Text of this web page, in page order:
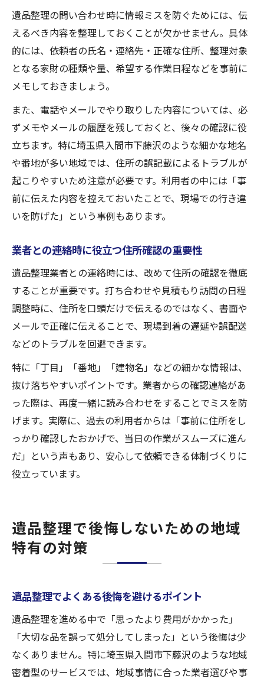
遺品整理の問い合わせ時に情報ミスを防ぐためには、伝
えるべき内容を整理しておくことが欠かせません。具体
的には、依頼者の氏名・連絡先・正確な住所、整理対象
となる家財の種類や量、希望する作業日程などを事前に
メモしておきましょう。
また、電話やメールでやり取りした内容については、必
ずメモやメールの履歴を残しておくと、後々の確認に役
立ちます。特に埼玉県入間市下藤沢のような細かな地名
や番地が多い地域では、住所の誤記載によるトラブルが
起こりやすいため注意が必要です。利用者の中には「事
前に伝えた内容を控えておいたことで、現場での行き違
いを防げた」という事例もあります。
業者との連絡時に役立つ住所確認の重要性
遺品整理業者との連絡時には、改めて住所の確認を徹底
することが重要です。打ち合わせや見積もり訪問の日程
調整時に、住所を口頭だけで伝えるのではなく、書面や
メールで正確に伝えることで、現場到着の遅延や誤配送
などのトラブルを回避できます。
特に「丁目」「番地」「建物名」などの細かな情報は、
抜け落ちやすいポイントです。業者からの確認連絡があ
った際は、再度一緒に読み合わせをすることでミスを防
げます。実際に、過去の利用者からは「事前に住所をし
っかり確認したおかげで、当日の作業がスムーズに進ん
だ」という声もあり、安心して依頼できる体制づくりに
役立っています。
遺品整理で後悔しないための地域
特有の対策
遺品整理でよくある後悔を避けるポイント
遺品整理を進める中で「思ったより費用がかかった」
「大切な品を誤って処分してしまった」という後悔は少
なくありません。特に埼玉県入間市下藤沢のような地域
密着型のサービスでは、地域事情に合った業者選びや事